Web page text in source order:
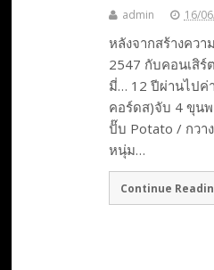
admin 16/
หลังจากสร้างคว
2547 กับคอนเสิร์
มี่… 12 ปีผ่านไปค่
คอร์ดส)จับ 4 ขุน
ปั๊บ Potato / กวา
หนุ่ม…
Continue